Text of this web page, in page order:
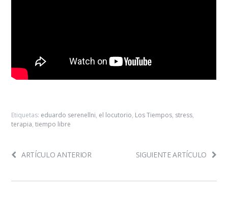
Etiquetas: eduardo serenellni, el locutorio, Los Tiempos, stress,
terapia,tiempo libre
ARTÍCULO ANTERIOR SIGUIENTE ARTÍCULO